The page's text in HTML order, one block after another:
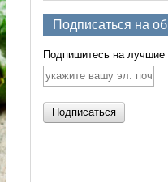
Подписаться на
Подпишитесь на лучшие